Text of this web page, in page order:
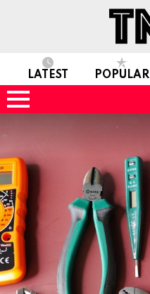
LATEST POPULAR
Menu